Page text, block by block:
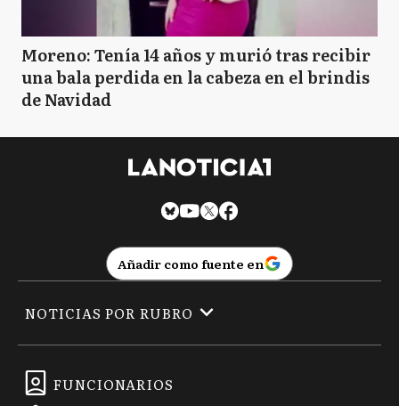
Moreno: Tenía 14 años y murió tras recibir
una bala perdida en la cabeza en el brindis
de Navidad
Añadir como fuente en
FUNCIONARIOS
NOTICIAS POR RUBRO